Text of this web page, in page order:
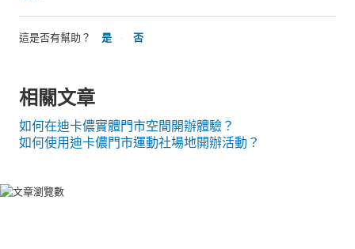
這是否有幫助？ 是 否
相關文章
如何在迪卡儂實體門市空間開辦體驗？
如何使用迪卡儂門市運動社場地開辦活動？